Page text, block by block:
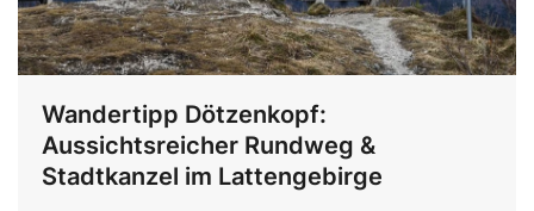
Wandertipp Dötzenkopf:
Aussichtsreicher Rundweg &
Stadtkanzel im Lattengebirge